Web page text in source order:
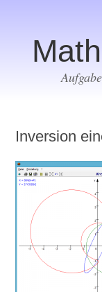
Inversion